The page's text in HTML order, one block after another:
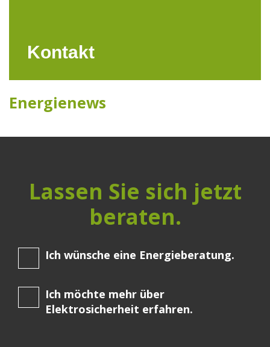
Kontakt
Energienews
Lassen Sie sich jetzt
beraten.
Ich wünsche eine Energieberatung.
Ich möchte mehr über
Elektrosicherheit erfahren.